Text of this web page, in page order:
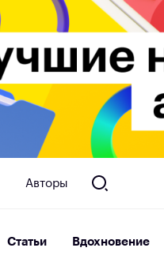
Авторы
Статьи Вдохновение